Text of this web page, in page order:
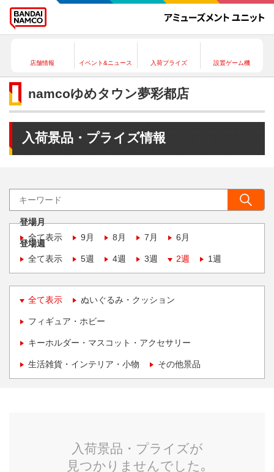
店舗情報 イベント&ニュース 入荷プライズ 設置ゲーム機
namcoゆめタウン夢彩都店
入荷景品・プライズ情報
登場月
全て表示
9月 8月 7月 6月
登場週
全て表示
5週 4週 3週 2週 1週
全て表示 ぬいぐるみ・クッション
フィギュア・ホビー
キーホルダー・マスコット・アクセサリー
生活雑貨・インテリア・小物 その他景品